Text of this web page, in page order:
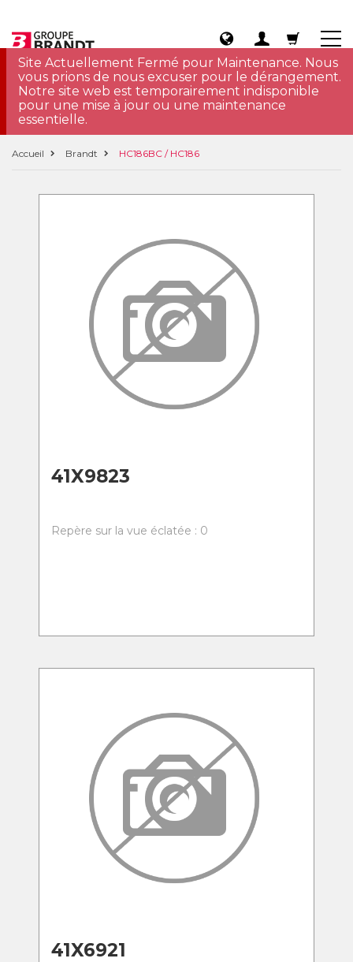
Site Actuellement Fermé pour Maintenance. Nous
vous prions de nous excuser pour le dérangement.
Notre site web est temporairement indisponible
pour une mise à jour ou une maintenance
essentielle.
Accueil Brandt HC186BC / HC186
41X9823
Repère sur la vue éclatée : 0
41X6921